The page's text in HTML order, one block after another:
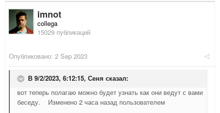
imnot
collega
15029 публикаций
Опубликовано: 2 Sep 2023
В 9/2/2023, 6:12:15, Сеня сказал:
вот теперь полагаю можно будет узнать как они ведут с вами
беседу. Изменено 2 часа назад пользователем